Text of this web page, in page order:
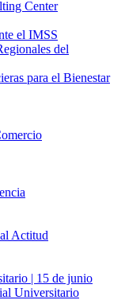
Center
el IMSS
del
para el Bienestar
Actitud
| 15 de junio
Universitario